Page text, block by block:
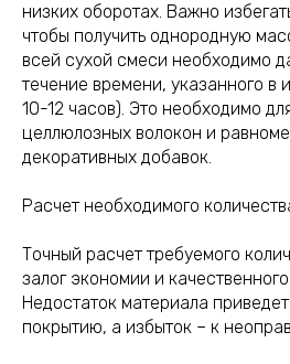
низких оборотах. Важно
чтобы получить однородную
всей сухой смеси необходимо
течение времени, указанного в
10-12 часов). Это необходимо
целлюлозных волокон и
декоративных добавок.
Расчет необходимого
Точный расчет требуемого
залог экономии и качественного
Недостаток материала
покрытию, а избыток – к